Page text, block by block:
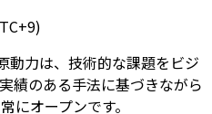
力は、技術的な課題をビジ
績のある手法に基づきながら
にオープンです。